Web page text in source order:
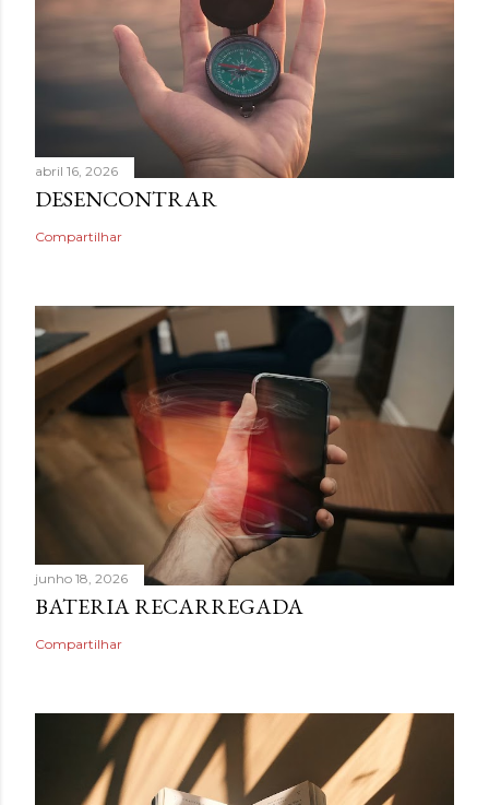
abril 16, 2026
DESENCONTRAR
Compartilhar
junho 18, 2026
BATERIA RECARREGADA
Compartilhar